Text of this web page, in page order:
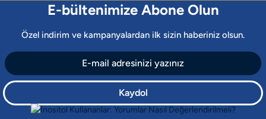
E-bültenimize Abone Olun
Özel indirim ve kampanyalardan ilk sizin haberiniz olsun.
Kaydol